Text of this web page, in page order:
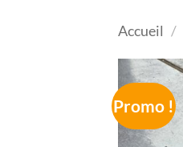
Accueil /
Promo !